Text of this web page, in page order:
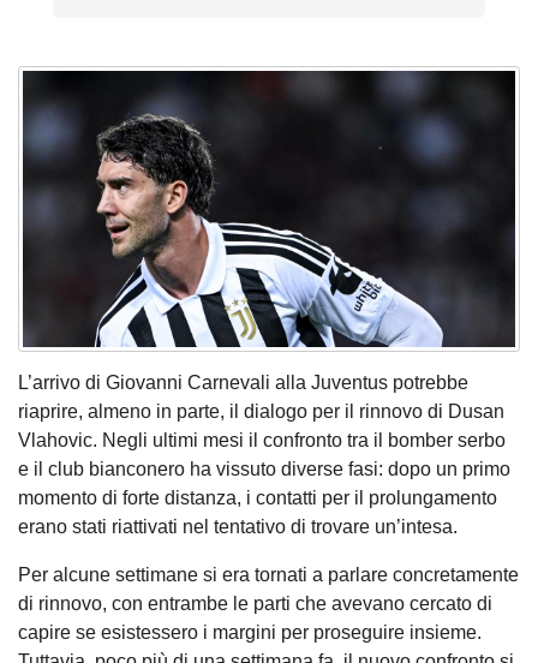
L’arrivo di Giovanni Carnevali alla Juventus potrebbe
riaprire, almeno in parte, il dialogo per il rinnovo di Dusan
Vlahovic. Negli ultimi mesi il confronto tra il bomber serbo
e il club bianconero ha vissuto diverse fasi: dopo un primo
momento di forte distanza, i contatti per il prolungamento
erano stati riattivati nel tentativo di trovare un’intesa.
Per alcune settimane si era tornati a parlare concretamente
di rinnovo, con entrambe le parti che avevano cercato di
capire se esistessero i margini per proseguire insieme.